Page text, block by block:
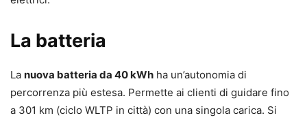
La batteria
La nuova batteria da 40 kWh ha un’autonomia di
percorrenza più estesa. Permette ai clienti di guidare fino
a 301 km (ciclo WLTP in città) con una singola carica. Si